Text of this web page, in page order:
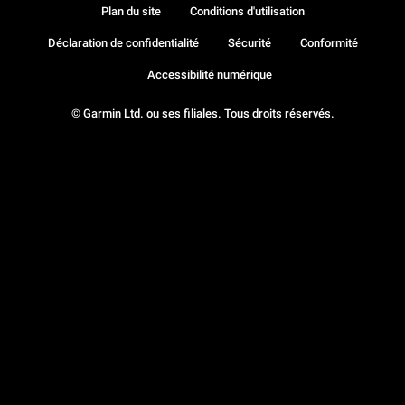
© Garmin Ltd. ou ses filiales. Tous droits réservés.
Plan du site Conditions d'utilisation
Déclaration de confidentialité Sécurité Conformité
Accessibilité numérique